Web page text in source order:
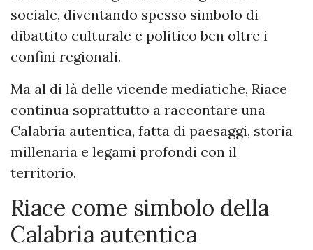
sociale, diventando spesso simbolo di
dibattito culturale e politico ben oltre i
confini regionali.
Ma al di là delle vicende mediatiche, Riace
continua soprattutto a raccontare una
Calabria autentica, fatta di paesaggi, storia
millenaria e legami profondi con il
territorio.
Riace come simbolo della
Calabria autentica